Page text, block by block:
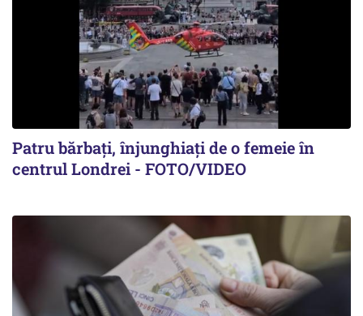
Patru bărbați, înjunghiați de o femeie în
centrul Londrei - FOTO/VIDEO